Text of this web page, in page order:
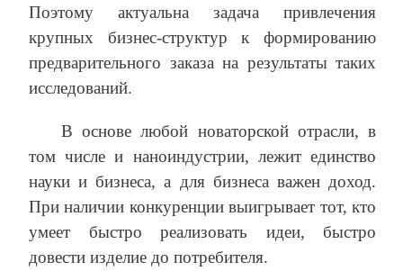
Поэтому актуальна задача привлечения
крупных бизнес-структур к формированию
предварительного заказа на результаты таких
исследований.
В основе любой новаторской отрасли, в
том числе и наноиндустрии, лежит единство
науки и бизнеса, а для бизнеса важен доход.
При наличии конкуренции выигрывает тот, кто
умеет быстро реализовать идеи, быстро
довести изделие до потребителя.